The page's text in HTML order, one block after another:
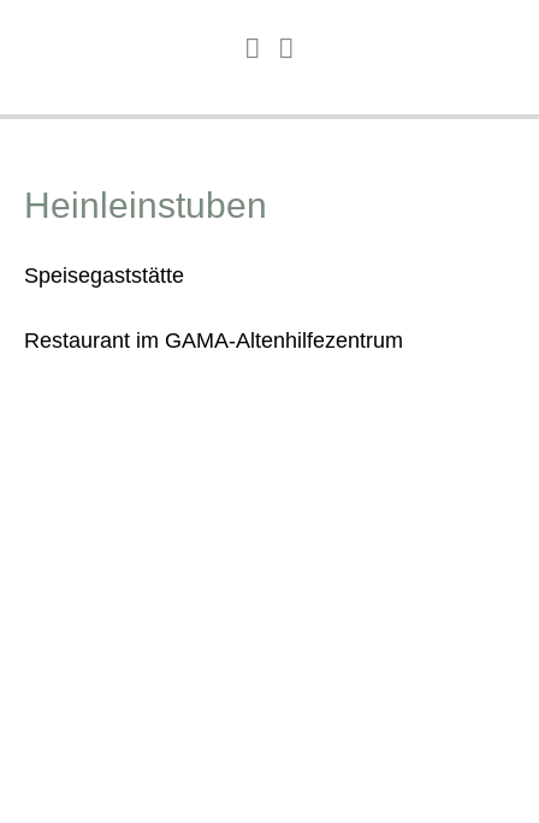
Heinleinstuben
Speisegaststätte
Restaurant im GAMA-Altenhilfezentrum